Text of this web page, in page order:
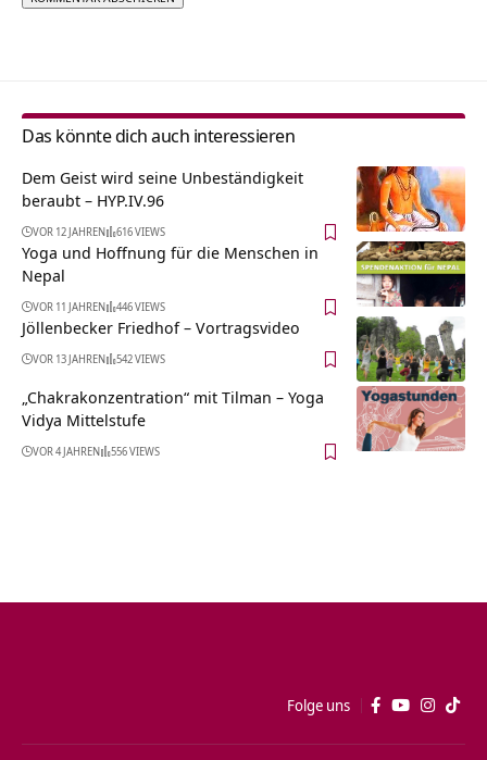
Das könnte dich auch interessieren
Dem Geist wird seine Unbeständigkeit
beraubt – HYP.IV.96
VOR 12 JAHREN 616 VIEWS
Yoga und Hoffnung für die Menschen in
Nepal
VOR 11 JAHREN 446 VIEWS
Jöllenbecker Friedhof‏‎ – Vortragsvideo
VOR 13 JAHREN 542 VIEWS
„Chakrakonzentration“ mit Tilman – Yoga
Vidya Mittelstufe
VOR 4 JAHREN 556 VIEWS
Folge uns